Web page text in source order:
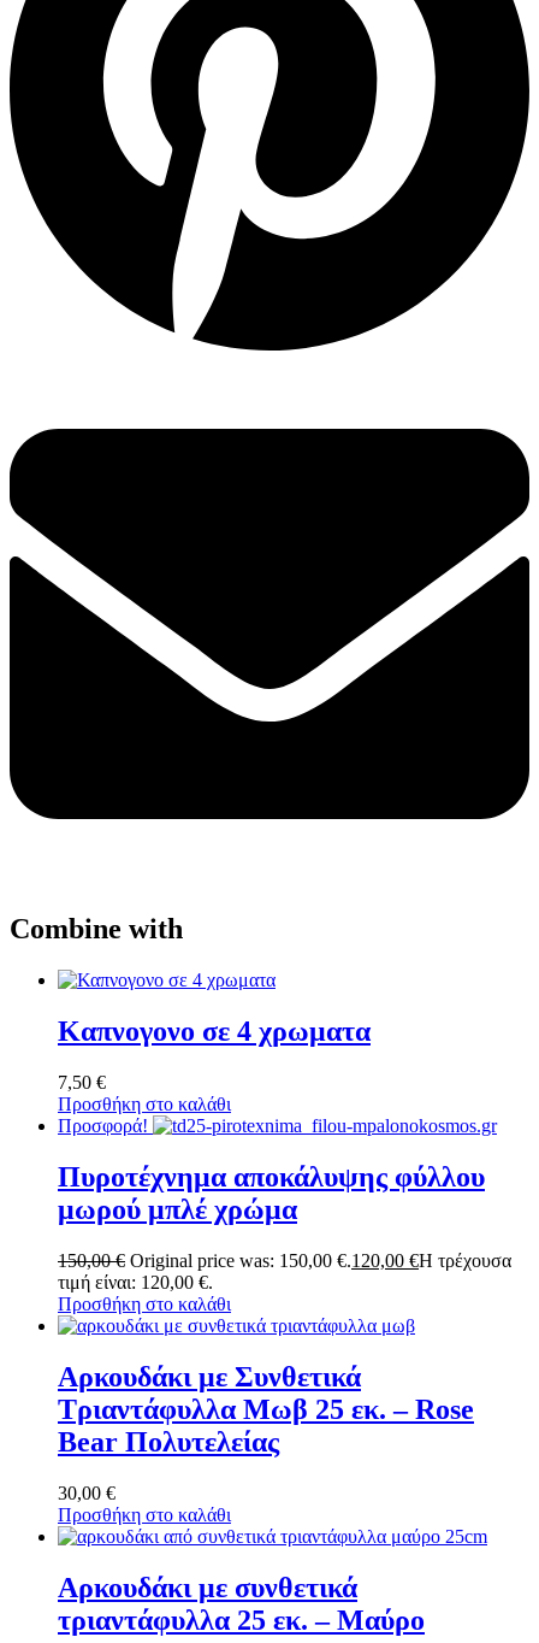
Combine with
Καπνογονο σε 4 χρωματα
7,50 €
Προσθήκη στο καλάθι
Προσφορά!
Πυροτέχνημα αποκάλυψης φύλλου
μωρού μπλέ χρώμα
150,00€ Original price was: 150,00 €.120,00 €Η τρέχουσα
τιμή είναι: 120,00 €.
Προσθήκη στο καλάθι
Αρκουδάκι με Συνθετικά
Τριαντάφυλλα Μωβ 25 εκ. – Rose
Bear Πολυτελείας
30,00 €
Προσθήκη στο καλάθι
Αρκουδάκι με συνθετικά
τριαντάφυλλα 25 εκ. – Μαύρο